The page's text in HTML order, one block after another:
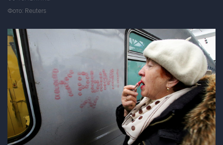
Фото: Reuters